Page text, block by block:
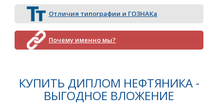
Отличия типографии и ГОЗНАКа
Почему именно мы?
КУПИТЬ ДИПЛОМ НЕФТЯНИКА -
ВЫГОДНОЕ ВЛОЖЕНИЕ